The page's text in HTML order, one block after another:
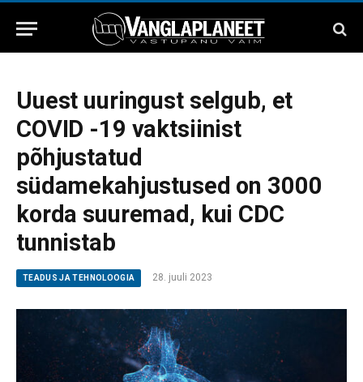
Uuest uuringust selgub, et
COVID -19 vaktsiinist
põhjustatud
südamekahjustused on 3000
korda suuremad, kui CDC
tunnistab
TEADUS JA TEHNOLOOGIA 28. juuli 2023